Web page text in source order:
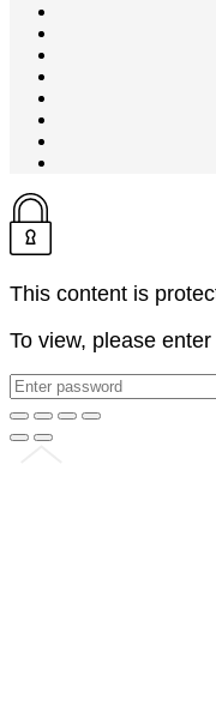
This content is
To view, please